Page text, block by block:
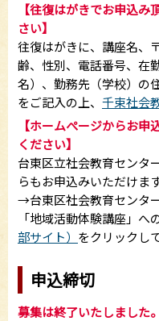
【往復はがきでお申込
さい】
往復はがきに、講座名、
齢、性別、電話番号、在
名）、勤務先（学校）の
をご記入の上、 千束社会
【ホームぺージからお
ください】
台東区立社会教育センタ
らもお申込みいただけます
→台東区社会教育センタ
「地域活動体験講座」へ
部サイト） をクリックし
申込締切
募集は終了いたしました。